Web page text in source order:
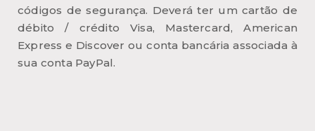
códigos de segurança. Deverá ter um cartão de
débito / crédito Visa, Mastercard, American
Express e Discover ou conta bancária associada à
sua conta PayPal.